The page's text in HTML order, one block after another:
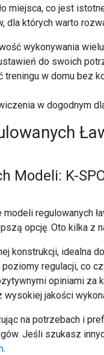
miejsca, co jest
dla których warto
wykonywania
do swoich
treningu w domu bez
w dogodnym
Modeli: K-
regulowanych
opcję. Oto kilka z
konstrukcji, idealna
regulacji, co
opiniami za
wysokiej jakości
na potrzebach i
Jeśli szukasz
.